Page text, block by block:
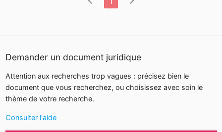
Demander un document juridique
Attention aux recherches trop vagues : précisez bien le
document que vous recherchez, ou choisissez avec soin le
thème de votre recherche.
Consulter l'aide